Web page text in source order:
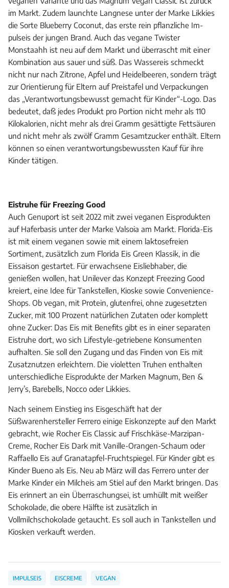
im Markt. Zudem launchte Langnese unter der Marke Likkies
die Sorte Blueberry Coconut, das erste rein pflanzliche Im-
pulseis der jungen Brand. Auch das vegane Twister
Monstaahh ist neu auf dem Markt und überrascht mit einer
Kombination aus sauer und süß. Das Wassereis schmeckt
nicht nur nach Zitrone, Apfel und Heidelbeeren, sondern trägt
zur Orientierung für Eltern auf Preistafel und Verpackungen
das „Verantwortungsbewusst gemacht für Kinder“-Logo. Das
bedeutet, daß jedes Produkt pro Portion nicht mehr als 110
Kilokalorien, nicht mehr als drei Gramm gesättigte Fettsäuren
und nicht mehr als zwölf Gramm Gesamtzucker enthält. Eltern
können so einen verantwortungsbewussten Kauf für ihre
Kinder tätigen.
Eistruhe für Freezing Good
Auch Genuport ist seit 2022 mit zwei veganen Eisprodukten
auf Haferbasis unter der Marke Valsoia am Markt. Florida-Eis
ist mit einem veganen sowie mit einem laktosefreien
Sortiment, zusätzlich zum Florida Eis Green Klassik, in die
Eissaison gestartet. Für erwachsene Eisliebhaber, die
genießen wollen, hat Unilever das Konzept Freezing Good
kreiert, eine Idee für Tankstellen, Kioske sowie Convenience-
Shops. Ob vegan, mit Protein, glutenfrei, ohne zugesetzten
Zucker, mit 100 Prozent natürlichen Zutaten oder komplett
ohne Zucker: Das Eis mit Benefits gibt es in einer separaten
Eistruhe dort, wo sich Lifestyle-getriebene Konsumenten
aufhalten. Sie soll den Zugang und das Finden von Eis mit
Zusatznutzen erleichtern. Die violetten Truhen enthalten
unterschiedliche Eisprodukte der Marken Magnum, Ben &
Jerry’s, Barebells, Nocco oder Likkies.
Nach seinem Einstieg ins Eisgeschäft hat der
Süßwarenhersteller Ferrero einige Eiskonzepte auf den Markt
gebracht, wie Rocher Eis Classic auf Frischkäse-Marzipan-
Creme, Rocher Eis Dark mit Vanille-Orangen-Schaum oder
Raffaello Eis auf Granatapfel-Fruchtspiegel. Für Kinder gibt es
Kinder Bueno als Eis. Neu ab März will das Ferrero unter der
Marke Kinder ein Milcheis am Stiel auf den Markt bringen. Das
Eis erinnert an ein Überraschungsei, ist umhüllt mit weißer
Schokolade, die obere Hälfte ist zusätzlich in
Vollmilchschokolade getaucht. Es soll auch in Tankstellen und
Kiosken verkauft werden.
IMPULSEIS EISCREME VEGAN